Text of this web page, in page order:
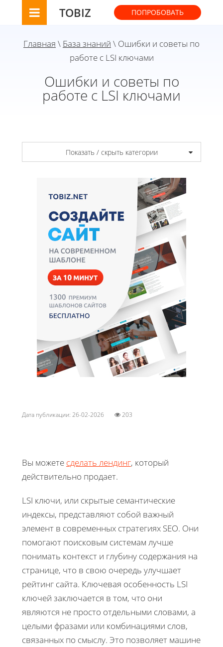
TOBIZ ПОПРОБОВАТЬ
Главная \ База знаний \ Ошибки и советы по
работе с LSI ключами
Ошибки и советы по
работе с LSI ключами
Показать / скрыть категории
Дата публикации: 26-02-2026 203
Вы можете сделать лендинг, который
действительно продает.
LSI ключи, или скрытые семантические
индексы, представляют собой важный
элемент в современных стратегиях SEO. Они
помогают поисковым системам лучше
понимать контекст и глубину содержания на
странице, что в свою очередь улучшает
рейтинг сайта. Ключевая особенность LSI
ключей заключается в том, что они
являются не просто отдельными словами, а
целыми фразами или комбинациями слов,
связанных по смыслу. Это позволяет машине